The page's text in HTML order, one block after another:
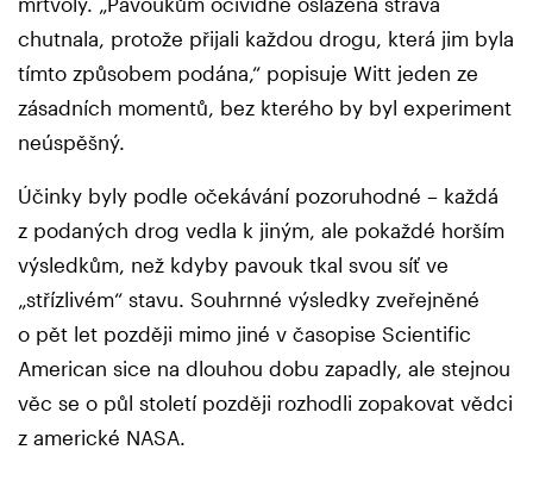
chutnala, protože přijali každou drogu, která jim byla
tímto způsobem podána,“ popisuje Witt jeden ze
zásadních momentů, bez kterého by byl experiment
neúspěšný.
Účinky byly podle očekávání pozoruhodné – každá
z podaných drog vedla k jiným, ale pokaždé horším
výsledkům, než kdyby pavouk tkal svou síť ve
„střízlivém“ stavu. Souhrnné výsledky zveřejněné
o pět let později mimo jiné v časopise Scientific
American sice na dlouhou dobu zapadly, ale stejnou
věc se o půl století později rozhodli zopakovat vědci
z americké NASA.